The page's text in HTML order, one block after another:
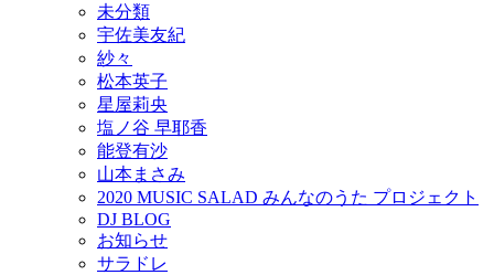
未分類
宇佐美友紀
紗々
松本英子
星屋莉央
塩ノ谷 早耶香
能登有沙
山本まさみ
2020 MUSIC SALAD みんなのうた プロジェクト
DJ BLOG
お知らせ
サラドレ